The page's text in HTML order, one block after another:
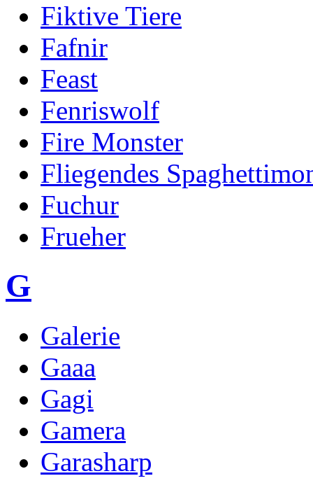
Fiktive Tiere
Fafnir
Feast
Fenriswolf
Fire Monster
Fliegendes
Fuchur
Frueher
G
Galerie
Gaaa
Gagi
Gamera
Garasharp